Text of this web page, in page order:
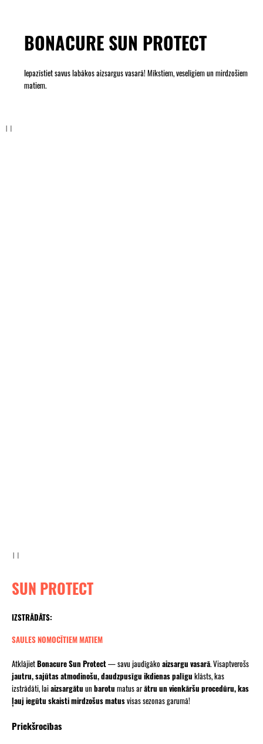
BONACURE SUN PROTECT
Iepazīstiet savus labākos aizsargus vasarā! Mīkstiem, veselīgiem un mirdzošiem
matiem.
SUN PROTECT
IZSTRĀDĀTS:
SAULES NOMOCĪTIEM MATIEM
AtklājietBonacure Sun Protect— savu jaudīgāko aizsargu vasarā. Visaptverošs
jautru, sajūtas atmodinošu, daudzpusīgu ikdienas palīgu klāsts, kas
izstrādāti, laiaizsargātu un barotu matus arātru un vienkāršu procedūru, kas
ļauj iegūtu skaisti mirdzošus matusvisas sezonas garumā!
Priekšrocības